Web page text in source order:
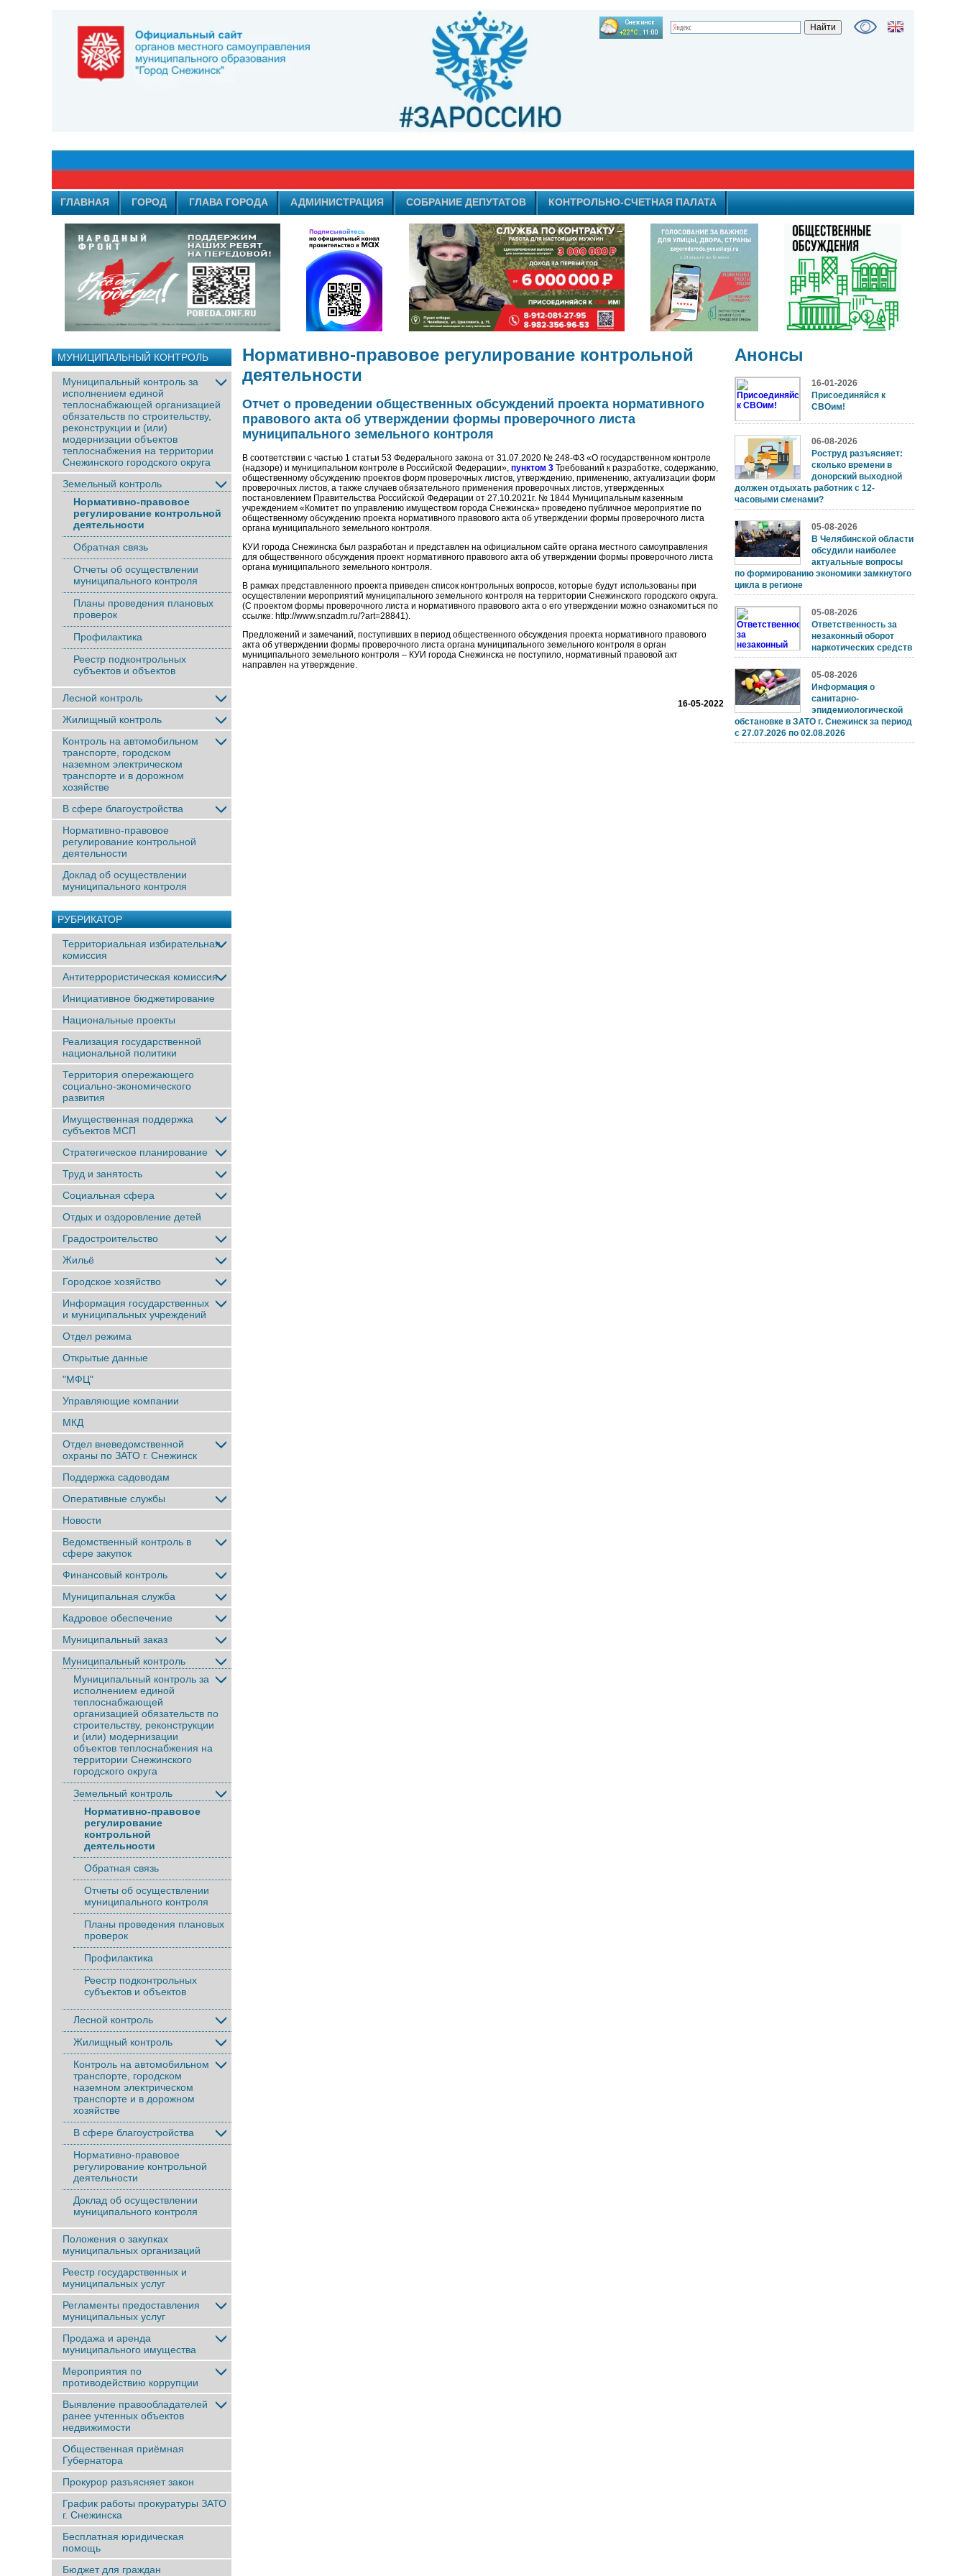
ГЛАВНАЯ ГОРОД ГЛАВА ГОРОДА АДМИНИСТРАЦИЯ СОБРАНИЕ ДЕПУТАТОВ КОНТРОЛЬНО-СЧЕТНАЯ ПАЛАТА
МУНИЦИПАЛЬНЫЙ КОНТРОЛЬ
Муниципальный контроль за
исполнением единой
теплоснабжающей организацией
обязательств по строительству,
реконструкции и (или)
модернизации объектов
теплоснабжения на территории
Снежинского городского округа
Земельный контроль
Нормативно-правовое
регулирование контрольной
деятельности
Обратная связь
Отчеты об осуществлении
муниципального контроля
Планы проведения плановых
проверок
Профилактика
Реестр подконтрольных
субъектов и объектов
Лесной контроль
Жилищный контроль
Контроль на автомобильном
транспорте, городском
наземном электрическом
транспорте и в дорожном
хозяйстве
В сфере благоустройства
Нормативно-правовое
регулирование контрольной
деятельности
Доклад об осуществлении
муниципального контроля
РУБРИКАТОР
Территориальная избирательная
комиссия
Антитеррористическая комиссия
Инициативное бюджетирование
Национальные проекты
Реализация государственной
национальной политики
Территория опережающего
социально-экономического
развития
Имущественная поддержка
субъектов МСП
Стратегическое планирование
Труд и занятость
Социальная сфера
Отдых и оздоровление детей
Градостроительство
Жильё
Городское хозяйство
Информация государственных
и муниципальных учреждений
Отдел режима
Открытые данные
"МФЦ"
Управляющие компании
МКД
Отдел вневедомственной
охраны по ЗАТО г. Снежинск
Поддержка садоводам
Оперативные службы
Новости
Ведомственный контроль в
сфере закупок
Финансовый контроль
Муниципальная служба
Кадровое обеспечение
Муниципальный заказ
Муниципальный контроль
Муниципальный контроль за
исполнением единой
теплоснабжающей
организацией обязательств по
строительству, реконструкции
и (или) модернизации
объектов теплоснабжения на
территории Снежинского
городского округа
Земельный контроль
Нормативно-правовое
регулирование
контрольной
деятельности
Обратная связь
Отчеты об осуществлении
муниципального контроля
Планы проведения плановых
проверок
Профилактика
Реестр подконтрольных
субъектов и объектов
Лесной контроль
Жилищный контроль
Контроль на автомобильном
транспорте, городском
наземном электрическом
транспорте и в дорожном
хозяйстве
В сфере благоустройства
Нормативно-правовое
регулирование контрольной
деятельности
Доклад об осуществлении
муниципального контроля
Положения о закупках
муниципальных организаций
Реестр государственных и
муниципальных услуг
Регламенты предоставления
муниципальных услуг
Продажа и аренда
муниципального имущества
Мероприятия по
противодействию коррупции
Выявление правообладателей
ранее учтенныx объектов
недвижимости
Общественная приёмная
Губернатора
Прокурор разъясняет закон
График работы прокуратуры ЗАТО
г. Снежинска
Бесплатная юридическая
помощь
Бюджет для граждан
Нормативно-правовое регулирование контрольной
деятельности
Отчет о проведении общественных обсуждений проекта нормативного
правового акта об утверждении формы проверочного листа
муниципального земельного контроля
В соответствии с частью 1 статьи 53 Федерального закона от 31.07.2020 № 248-ФЗ «О государственном контроле
(надзоре) и муниципальном контроле в Российской Федерации», пунктом 3 Требований к разработке, содержанию,
общественному обсуждению проектов форм проверочных листов, утверждению, применению, актуализации форм
проверочных листов, а также случаев обязательного применения проверочных листов, утвержденных
постановлением Правительства Российской Федерации от 27.10.2021г. № 1844 Муниципальным казенным
учреждением «Комитет по управлению имуществом города Снежинска» проведено публичное мероприятие по
общественному обсуждению проекта нормативного правового акта об утверждении формы проверочного листа
органа муниципального земельного контроля.
КУИ города Снежинска был разработан и представлен на официальном сайте органа местного самоуправления
для общественного обсуждения проект нормативного правового акта об утверждении формы проверочного листа
органа муниципального земельного контроля.
В рамках представленного проекта приведен список контрольных вопросов, которые будут использованы при
осуществлении мероприятий муниципального земельного контроля на территории Снежинского городского округа.
(С проектом формы проверочного листа и нормативного правового акта о его утверждении можно ознакомиться по
ссылке: http://www.snzadm.ru/?art=28841).
Предложений и замечаний, поступивших в период общественного обсуждения проекта нормативного правового
акта об утверждении формы проверочного листа органа муниципального земельного контроля в орган
муниципального земельного контроля – КУИ города Снежинска не поступило, нормативный правовой акт
направлен на утверждение.
16-05-2022
Анонсы
16-01-2026
Присоединяйся к
СВОим!
06-08-2026
Роструд разъясняет:
сколько времени в
донорский выходной
должен отдыхать работник с 12-
часовыми сменами?
05-08-2026
В Челябинской области
обсудили наиболее
актуальные вопросы
по формированию экономики замкнутого
цикла в регионе
05-08-2026
Ответственность за
незаконный оборот
наркотических средств
05-08-2026
Информация о
санитарно-
эпидемиологической
обстановке в ЗАТО г. Снежинск за период
с 27.07.2026 по 02.08.2026